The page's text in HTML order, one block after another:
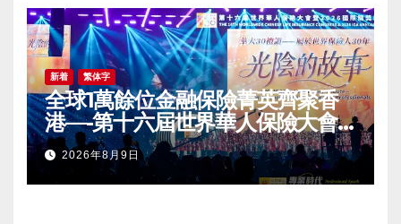
新着 繁体字
全球1萬餘位金融保險菁英齊聚香
港—-第十六屆世界華人保險大會
暨2026國際龍獎IDA年會盛大舉
辦2026年8月9日